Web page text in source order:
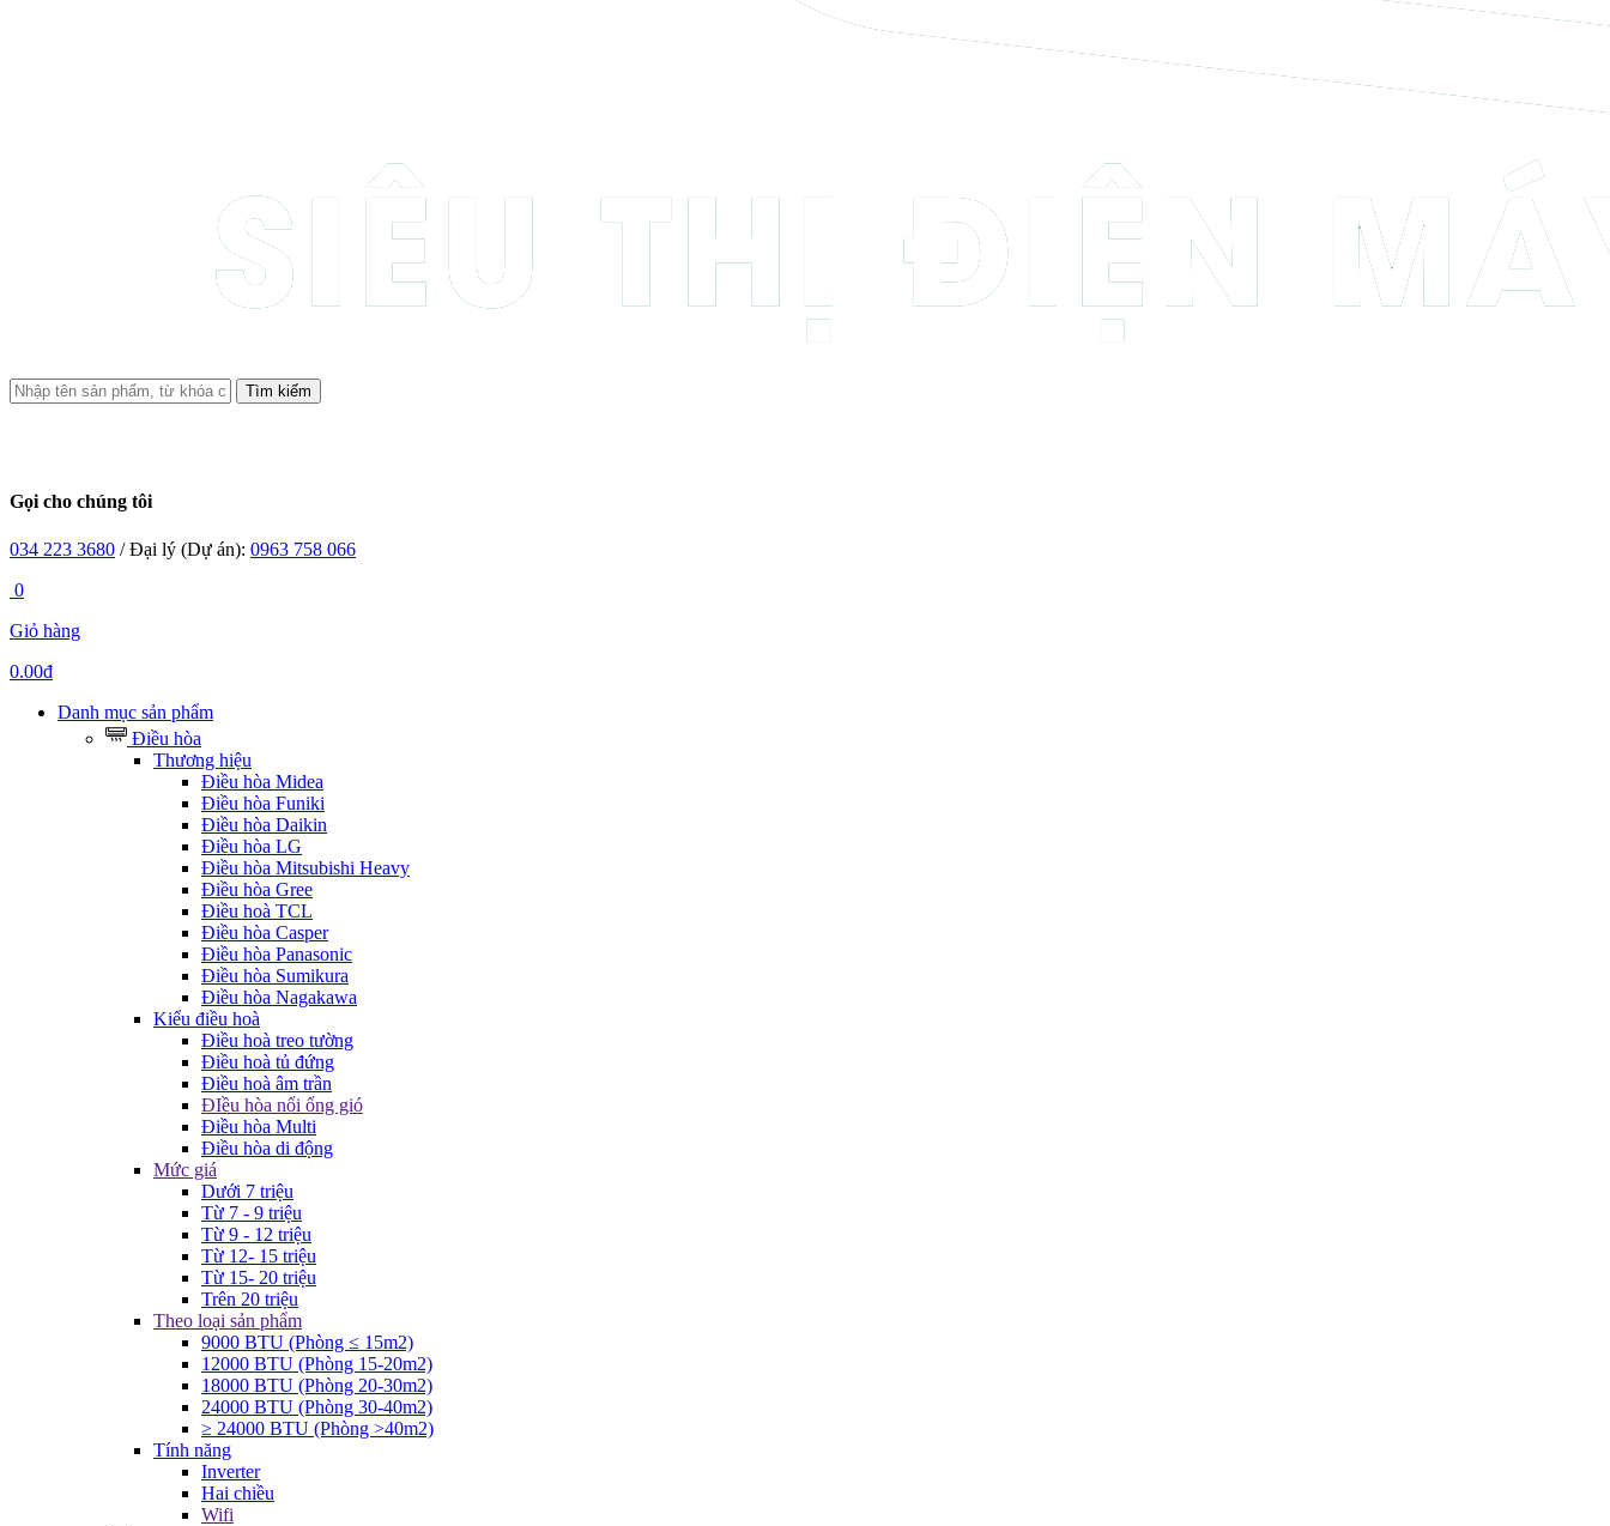
Tìm kiếm
Gọi cho chúng tôi
034 223 3680 / Đại lý (Dự án): 0963 758 066
0
Giỏ hàng
0.00đ
Danh mục sản phẩm
Điều hòa
Thương hiệu
Điều hòa Midea
Điều hòa Funiki
Điều hòa Daikin
Điều hòa LG
Điều hòa Mitsubishi Heavy
Điều hòa Gree
Điều hoà TCL
Điều hòa Casper
Điều hòa Panasonic
Điều hòa Sumikura
Điều hòa Nagakawa
Kiểu điều hoà
Điều hoà treo tường
Điều hoà tủ đứng
Điều hoà âm trần
ĐIều hòa nối ống gió
Điều hòa Multi
Điều hòa di động
Mức giá
Dưới 7 triệu
Từ 7 - 9 triệu
Từ 9 - 12 triệu
Từ 12- 15 triệu
Từ 15- 20 triệu
Trên 20 triệu
Theo loại sản phẩm
9000 BTU (Phòng ≤ 15m2)
12000 BTU (Phòng 15-20m2)
18000 BTU (Phòng 20-30m2)
24000 BTU (Phòng 30-40m2)
≥ 24000 BTU (Phòng >40m2)
Tính năng
Inverter
Hai chiều
Wifi